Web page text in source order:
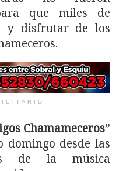
que miles de
y disfrutar de los
Chamameceros”
domingo desde las
de la música